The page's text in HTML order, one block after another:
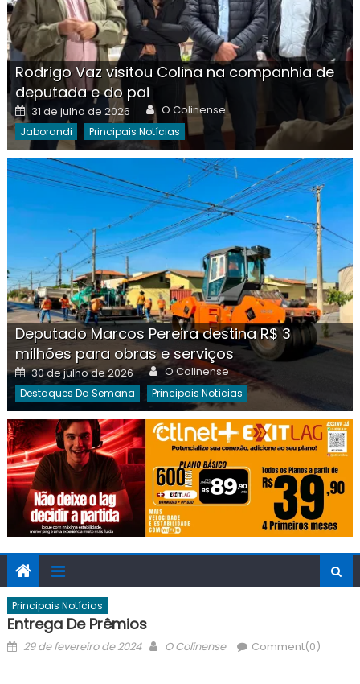
Rodrigo Vaz visitou Colina na companhia de
deputada e do pai
Posted
on
31 de julho de 2026 Author
O Colinense
Jaborandi Principais Notícias
Deputado Marcos Pereira destina R$ 3
milhões para obras e serviços
Posted
on
30 de julho de 2026 Author
O Colinense
Destaques Da Semana Principais Notícias
Principais Notícias
Entrega De Prêmios
Posted
29 de fevereiro de 2024 Author
O Colinense Comment(0)